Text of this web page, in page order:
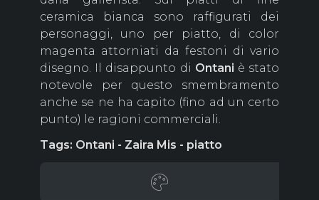
ceramica bianca sono raffigurati dei
personaggi, uno per piatto, di color
magenta attorniati da festoni di vario
disegno. Il disappunto di Ontani è stato
notevole per questo smembramento
anche se ne ha capito (fino ad un certo
punto) le ragioni commerciali.
Tags: Ontani - Zaira Mis - piatto